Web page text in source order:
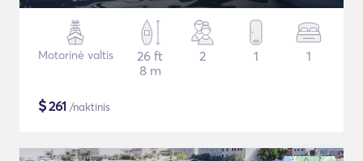
Motorinė valtis
26 ft
8 m
2 1 1
$261 /naktinis